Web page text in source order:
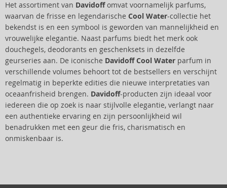
Het assortiment van Davidoffomvat voornamelijk parfums,
waarvan de frisse en legendarische Cool Water-collectie het
bekendst is en een symbool is geworden van mannelijkheid en
vrouwelijke elegantie. Naast parfums biedt het merk ook
douchegels, deodorants en geschenksets in dezelfde
geurseries aan. De iconische Davidoff Cool Water parfum in
verschillende volumes behoort tot de bestsellers en verschijnt
regelmatig in beperkte edities die nieuwe interpretaties van
oceaanfrisheid brengen. Davidoff-producten zijn ideaal voor
iedereen die op zoek is naar stijlvolle elegantie, verlangt naar
een authentieke ervaring en zijn persoonlijkheid wil
benadrukken met een geur die fris, charismatisch en
onmiskenbaar is.